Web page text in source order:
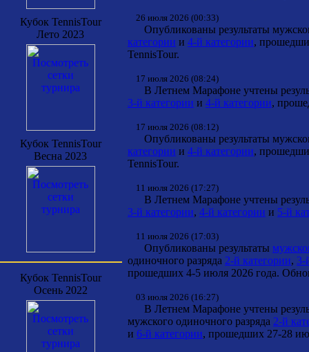
Кубок TennisTour
Лето 2023
Кубок TennisTour
Весна 2023
Кубок TennisTour
Осень 2022
26 июля 2026 (00:33)
Опубликованы результаты
категории и 4-й категории,
TennisTour.
17 июля 2026 (08:24)
В Летнем Марафоне учтены
3-й категории и 4-й категории,
17 июля 2026 (08:12)
Опубликованы результаты
категории и 4-й категории,
TennisTour.
11 июля 2026 (17:27)
В Летнем Марафоне учтены
3-й категории, 4-й категории и 5-й
11 июля 2026 (17:03)
Опубликованы результаты
одиночного разряда 2-й категории, 3-
прошедших 4-5 июля 2026 года.
03 июля 2026 (16:27)
В Летнем Марафоне учтены
мужского одиночного разряда 2-й
и 6-й категории, прошедших 27-28